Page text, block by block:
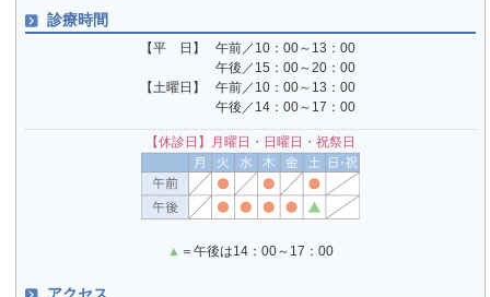
診療時間
【平 日】
午前／10：00～13：00
午後／15：00～20：00
【土曜日】
午前／10：00～13：00
午後／14：00～17：00
【休診日】月曜日・日曜日・祝祭日
▲ ＝午後は14：00～17：00